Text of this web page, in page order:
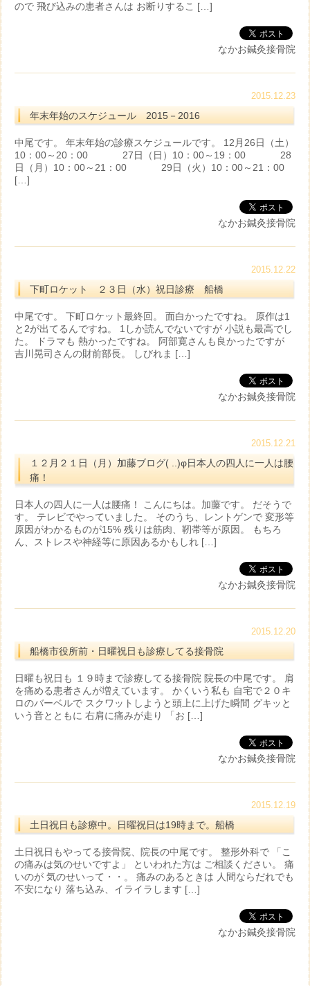
ので 飛び込みの患者さんは お断りするこ […]
なかお鍼灸接骨院
2015.12.23
年末年始のスケジュール 2015－2016
中尾です。 年末年始の診療スケジュールです。 12月26日（土）
10：00～20：00 27日（日）10：00～19：00 28
日（月）10：00～21：00 29日（火）10：00～21：00
[…]
なかお鍼灸接骨院
2015.12.22
下町ロケット ２３日（水）祝日診療 船橋
中尾です。 下町ロケット最終回。 面白かったですね。 原作は1
と2が出てるんですね。 1しか読んでないですが 小説も最高でし
た。 ドラマも 熱かったですね。 阿部寛さんも良かったですが
吉川晃司さんの財前部長。 しびれま […]
なかお鍼灸接骨院
2015.12.21
１２月２１日（月）加藤ブログ( ..)φ日本人の四人に一人は腰
痛！
日本人の四人に一人は腰痛！ こんにちは。加藤です。 だそうで
す。 テレビでやっていました。 そのうち、レントゲンで 変形等
原因がわかるものが15% 残りは筋肉、靭帯等が原因。 もちろ
ん、ストレスや神経等に原因あるかもしれ […]
なかお鍼灸接骨院
2015.12.20
船橋市役所前・日曜祝日も診療してる接骨院
日曜も祝日も １９時まで診療してる接骨院 院長の中尾です。 肩
を痛める患者さんが増えています。 かくいう私も 自宅で２０キ
ロのバーベルで スクワットしようと頭上に上げた瞬間 グキッと
いう音とともに 右肩に痛みが走り 「お […]
なかお鍼灸接骨院
2015.12.19
土日祝日も診療中。日曜祝日は19時まで。船橋
土日祝日もやってる接骨院、院長の中尾です。 整形外科で 「こ
の痛みは気のせいですよ」 といわれた方は ご相談ください。 痛
いのが 気のせいって・・。 痛みのあるときは 人間ならだれでも
不安になり 落ち込み、イライラします […]
なかお鍼灸接骨院